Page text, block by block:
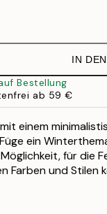
cm
cm mit Füllung
IN
Bestellung
ab 59 €
einem
ein
für die
Farben und Stilen